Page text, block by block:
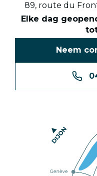
89, route du Front
Elke dag
tot
Neem